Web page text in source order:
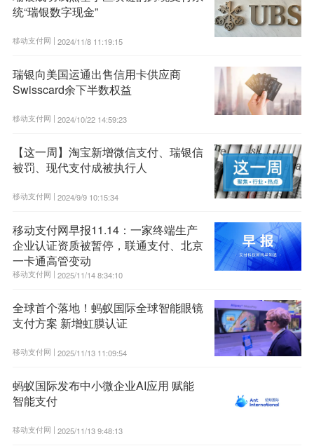
统“瑞银数字现金”
移动支付网 | 2024/11/8 11:19:15
瑞银向美国运通出售信用卡供应商
Swisscard余下半数权益
移动支付网 | 2024/10/22 14:59:23
【这一周】淘宝新增微信支付、瑞银信
被罚、现代支付成被执行人
移动支付网 | 2024/9/9 10:15:34
移动支付网早报11.14：一家终端生产
企业认证资质被暂停，联通支付、北京
一卡通高管变动
移动支付网 | 2025/11/14 8:34:10
全球首个落地！蚂蚁国际全球智能眼镜
支付方案 新增虹膜认证
移动支付网 | 2025/11/13 11:09:54
蚂蚁国际发布中小微企业AI应用 赋能
智能支付
移动支付网 | 2025/11/13 9:48:13